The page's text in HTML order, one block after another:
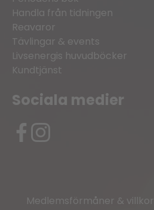
Handla från tidningen
Reavaror
Tävlingar & events
Livsenergis huvudböcker
Kundtjänst
Sociala medier
Medlemsförmåner & villkor